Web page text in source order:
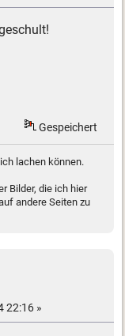
Gespeichert
lachen können.
Bilder, die ich hier
andere Seiten zu
22:16 »